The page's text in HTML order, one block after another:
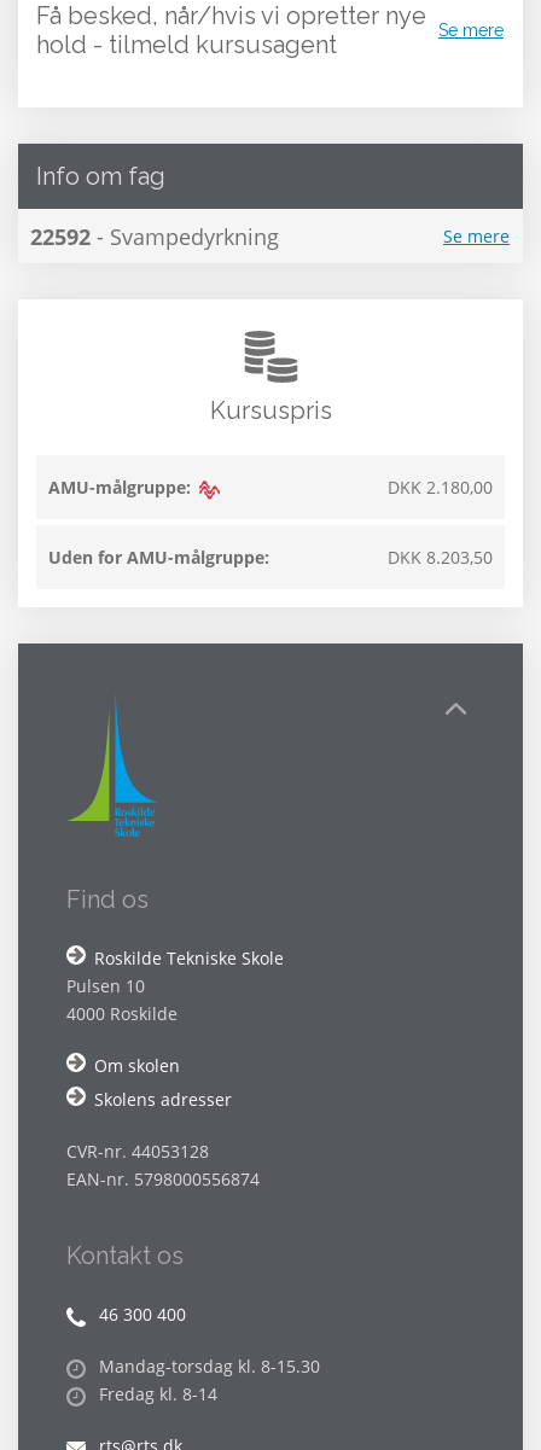
Få besked, når/hvis vi opretter nye
hold - tilmeld kursusagent
Se mere
Info om fag
22592 - Svampedyrkning Se mere
Kursuspris
AMU-målgruppe: DKK 2.180,00
Uden for AMU-målgruppe: DKK 8.203,50
Find os
Roskilde Tekniske Skole
Pulsen 10
4000 Roskilde
Om skolen
Skolens adresser
CVR-nr. 44053128
EAN-nr. 5798000556874
Kontakt os
46 300 400
Mandag-torsdag kl. 8-15.30
Fredag kl. 8-14